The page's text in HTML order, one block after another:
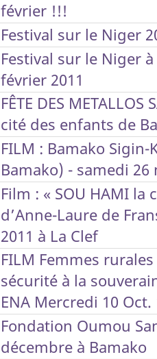
février !!!
Festival sur le Niger
Festival sur le Niger
février 2011
FÊTE DES
cité des enfants de
FILM : Bamako Sigin-
Bamako) - samedi 26
Film : « SOU HAMI la
d’Anne-Laure de
2011 à La Clef
FILM Femmes
sécurité à la
ENA Mercredi 10 Oct.
Fondation Oumou
décembre à Bamako